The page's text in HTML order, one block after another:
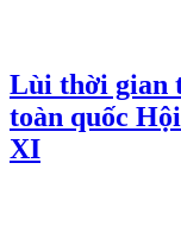
Lùi thời gian
toàn quốc
XI